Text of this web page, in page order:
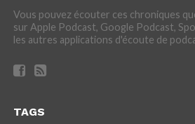
Vous pouvez écouter ces chroniques
sur Apple Podcast, Google Podcast,
les autres applications d'écoute de
TAGS